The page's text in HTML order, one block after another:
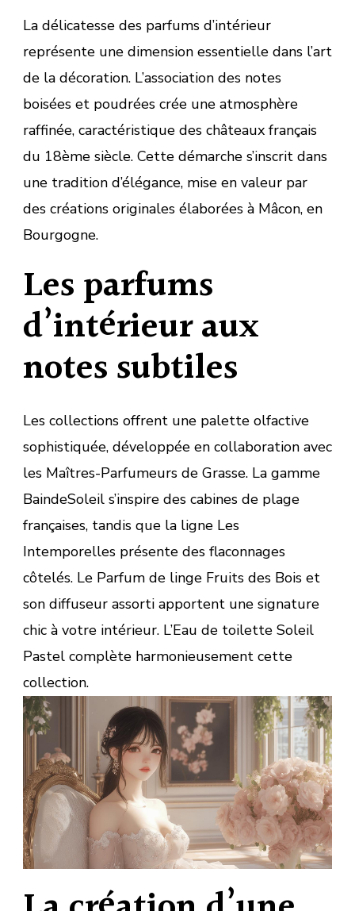
La délicatesse des parfums d’intérieur
représente une dimension essentielle dans l’art
de la décoration. L’association des notes
boisées et poudrées crée une atmosphère
raffinée, caractéristique des châteaux français
du 18ème siècle. Cette démarche s’inscrit dans
une tradition d’élégance, mise en valeur par
des créations originales élaborées à Mâcon, en
Bourgogne.
Les parfums
d’intérieur aux
notes subtiles
Les collections offrent une palette olfactive
sophistiquée, développée en collaboration avec
les Maîtres-Parfumeurs de Grasse. La gamme
BaindeSoleil s’inspire des cabines de plage
françaises, tandis que la ligne Les
Intemporelles présente des flaconnages
côtelés. Le Parfum de linge Fruits des Bois et
son diffuseur assorti apportent une signature
chic à votre intérieur. L’Eau de toilette Soleil
Pastel complète harmonieusement cette
collection.